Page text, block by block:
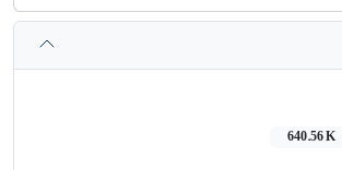
640.56 K